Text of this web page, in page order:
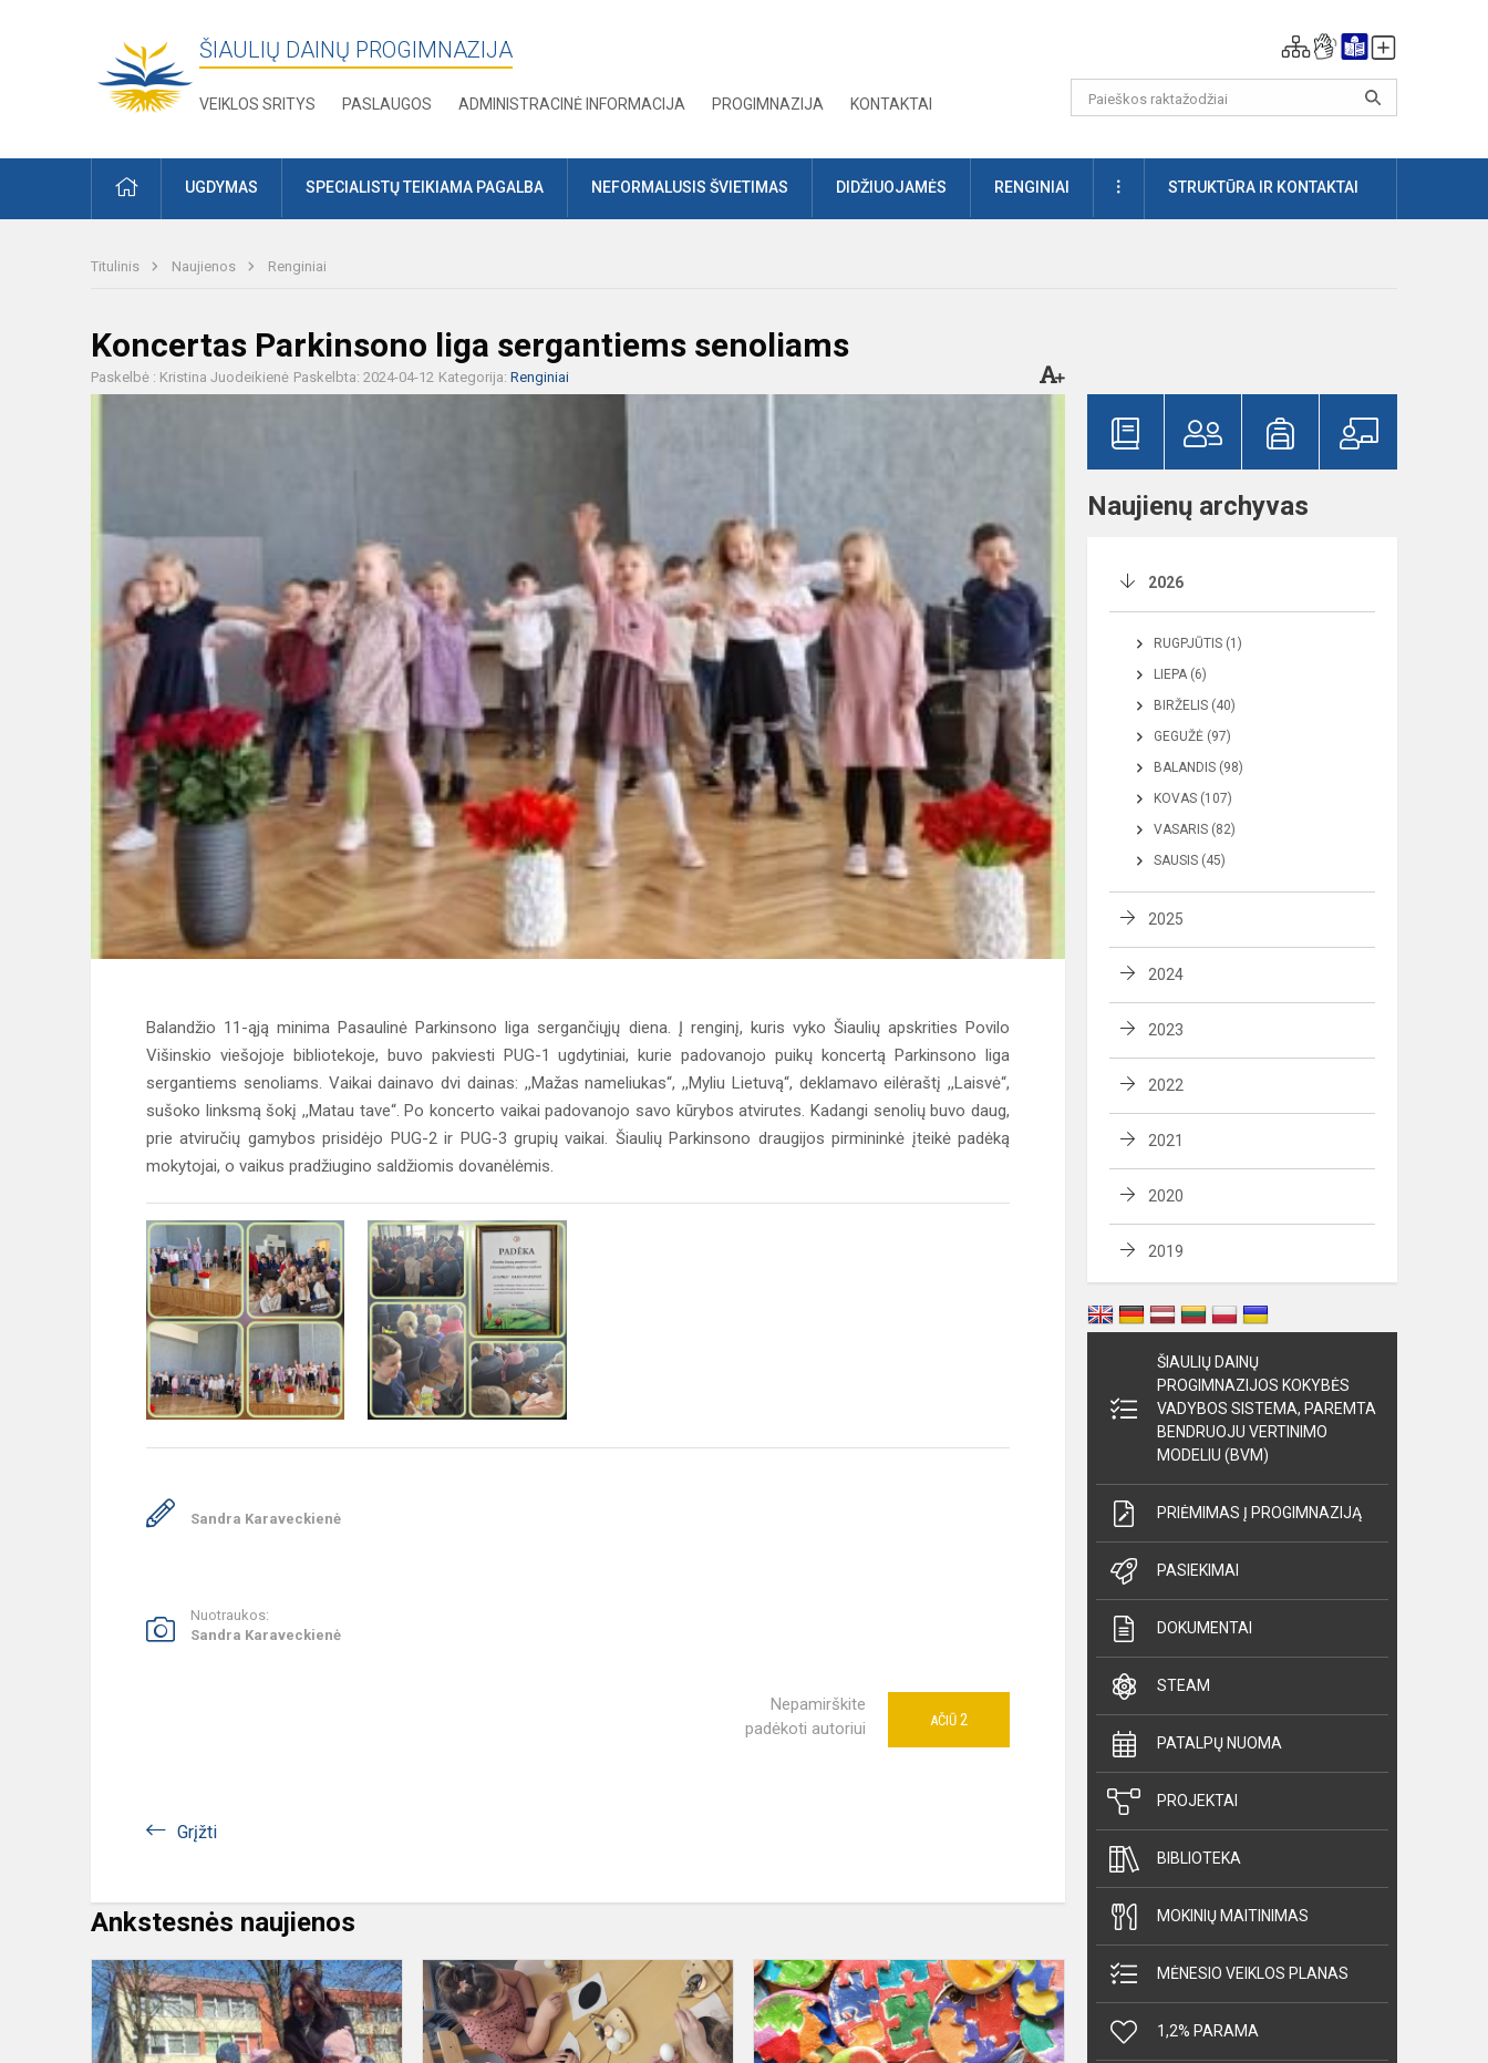
ŠIAULIŲ DAINŲ PROGIMNAZIJA
VEIKLOS SRITYS PASLAUGOS ADMINISTRACINĖ INFORMACIJA PROGIMNAZIJA KONTAKTAI
PRADŽIAUGDYMAS SPECIALISTŲ TEIKIAMA PAGALBA NEFORMALUSIS ŠVIETIMAS DIDŽIUOJAMĖS RENGINIAI DAUGIAUSTRUKTŪRA IR KONTAKTAI
Titulinis Naujienos Renginiai
Koncertas Parkinsono liga sergantiems senoliams
Paskelbė : Kristina Juodeikienė Paskelbta: 2024-04-12 Kategorija: Renginiai
Balandžio 11-ąją minima Pasaulinė Parkinsono liga sergančiųjų diena. Į renginį, kuris vyko Šiaulių apskrities Povilo
Višinskio viešojoje bibliotekoje, buvo pakviesti PUG-1 ugdytiniai, kurie padovanojo puikų koncertą Parkinsono liga
sergantiems senoliams. Vaikai dainavo dvi dainas: ,,Mažas nameliukas“, ,,Myliu Lietuvą“, deklamavo eilėraštį ,,Laisvė“,
sušoko linksmą šokį ,,Matau tave“. Po koncerto vaikai padovanojo savo kūrybos atvirutes. Kadangi senolių buvo daug,
prie atviručių gamybos prisidėjo PUG-2 ir PUG-3 grupių vaikai. Šiaulių Parkinsono draugijos pirmininkė įteikė padėką
mokytojai, o vaikus pradžiugino saldžiomis dovanėlėmis.
Sandra Karaveckienė
Nuotraukos:
Sandra Karaveckienė
Nepamirškite
padėkoti autoriui
AČIŪ 2
Grįžti
Ankstesnės naujienos
Akcija
,,Pasodink
medelį“
TRADICINĖS
KŪRYBINĖS
DIRBTUVĖLĖS
„VELYKŲ
Balandžio
2-
ąją
minima
Naujienų archyvas
2026
RUGPJŪTIS (1)
LIEPA (6)
BIRŽELIS (40)
GEGUŽĖ (97)
BALANDIS (98)
KOVAS (107)
VASARIS (82)
SAUSIS (45)
2025
2024
2023
2022
2021
2020
2019
ŠIAULIŲ DAINŲ
PROGIMNAZIJOS KOKYBĖS
VADYBOS SISTEMA, PAREMTA
BENDRUOJU VERTINIMO
MODELIU (BVM)
PRIĖMIMAS Į PROGIMNAZIJĄ
PASIEKIMAI
DOKUMENTAI
STEAM
PATALPŲ NUOMA
PROJEKTAI
BIBLIOTEKA
MOKINIŲ MAITINIMAS
MĖNESIO VEIKLOS PLANAS
1,2% PARAMA